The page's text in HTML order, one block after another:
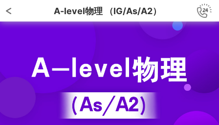
A-level物理 （IG/As/A2）